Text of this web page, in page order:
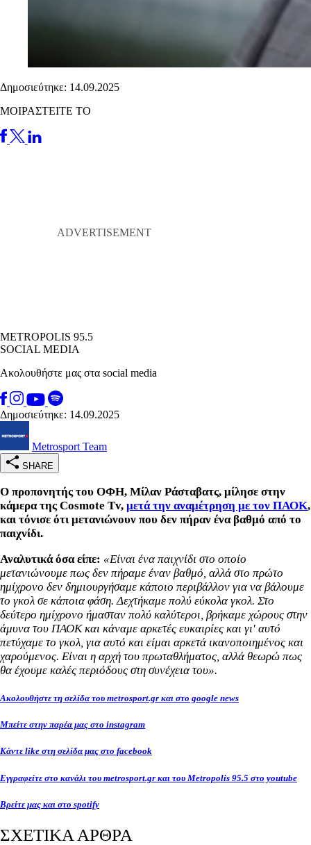
Δημοσιεύτηκε: 14.09.2025
ΜΟΙΡΑΣΤΕΙΤΕ ΤΟ
METROPOLIS 95.5
SOCIAL MEDIA
Ακολουθήστε μας στα social media
Δημοσιεύτηκε: 14.09.2025
Metrosport Team
SHARE
Ο προπονητής του ΟΦΗ, Μίλαν Ράσταβατς, μίλησε στην
κάμερα της Cosmote Tv, μετά την αναμέτρηση με τον ΠΑΟΚ,
και τόνισε ότι μετανιώνουν που δεν πήραν ένα βαθμό από το
παιχνίδι.
Αναλυτικά όσα είπε: «Είναι ένα παιχνίδι στο οποίο
μετανιώνουμε πως δεν πήραμε έναν βαθμό, αλλά στο πρώτο
ημίχρονο δεν δημιουργήσαμε κάποιο περιβάλλον για να βάλουμε
το γκολ σε κάποια φάση. Δεχτήκαμε πολύ εύκολα γκολ. Στο
δεύτερο ημίχρονο ήμασταν πολύ καλύτεροι, βρήκαμε χώρους στην
άμυνα του ΠΑΟΚ και κάναμε αρκετές ευκαιρίες και γι' αυτό
πετύχαμε το γκολ, για αυτό και είμαι αρκετά ικανοποιημένος και
χαρούμενος. Είναι η αρχή του πρωταθλήματος, αλλά θεωρώ πως
θα έχουμε καλές περιόδους στη συνέχεια του».
Ακολουθήστε τη σελίδα του metrosport.gr και στο google news
Μπείτε στην παρέα μας στο instagram
Κάντε like στη σελίδα μας στο facebook
Εγγραφείτε στο κανάλι του metrosport.gr και του Metropolis 95.5 στο youtube
Βρείτε μας και στο spotify
ΣΧΕΤΙΚΑ ΑΡΘΡΑ